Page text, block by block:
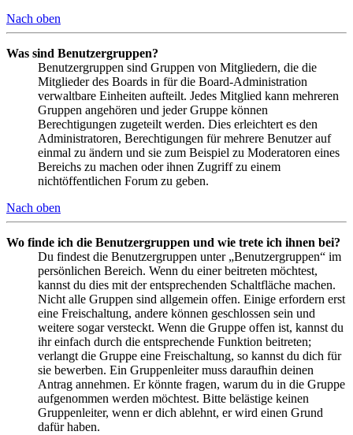
Nach oben
Was sind Benutzergruppen?
Benutzergruppen sind Gruppen von Mitgliedern, die die
Mitglieder des Boards in für die Board-Administration
verwaltbare Einheiten aufteilt. Jedes Mitglied kann mehreren
Gruppen angehören und jeder Gruppe können
Berechtigungen zugeteilt werden. Dies erleichtert es den
Administratoren, Berechtigungen für mehrere Benutzer auf
einmal zu ändern und sie zum Beispiel zu Moderatoren eines
Bereichs zu machen oder ihnen Zugriff zu einem
nichtöffentlichen Forum zu geben.
Nach oben
Wo finde ich die Benutzergruppen und wie trete ich ihnen bei?
Du findest die Benutzergruppen unter „Benutzergruppen“ im
persönlichen Bereich. Wenn du einer beitreten möchtest,
kannst du dies mit der entsprechenden Schaltfläche machen.
Nicht alle Gruppen sind allgemein offen. Einige erfordern erst
eine Freischaltung, andere können geschlossen sein und
weitere sogar versteckt. Wenn die Gruppe offen ist, kannst du
ihr einfach durch die entsprechende Funktion beitreten;
verlangt die Gruppe eine Freischaltung, so kannst du dich für
sie bewerben. Ein Gruppenleiter muss daraufhin deinen
Antrag annehmen. Er könnte fragen, warum du in die Gruppe
aufgenommen werden möchtest. Bitte belästige keinen
Gruppenleiter, wenn er dich ablehnt, er wird einen Grund
dafür haben.